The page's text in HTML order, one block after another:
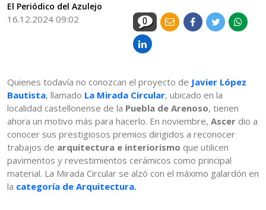
El Periódico del Azulejo
16.12.2024 09:02 0
Quienes todavía no conozcan el proyecto de Javier López
Bautista, llamado La Mirada Circular, ubicado en la
localidad castellonense de la Puebla de Arenoso, tienen
ahora un motivo más para hacerlo. En noviembre, Ascer dio a
conocer sus prestigiosos premios dirigidos a reconocer
trabajos de arquitectura e interiorismo que utilicen
pavimentos y revestimientos cerámicos como principal
material. La Mirada Circular se alzó con el máximo galardón en
la categoría de Arquitectura.